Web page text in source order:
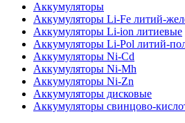
Аккумуляторы
Аккумуляторы Li-Fe литий-
Аккумуляторы Li-ion литиевые
Аккумуляторы Li-Pol литий-
Аккумуляторы Ni-Cd
Аккумуляторы Ni-Mh
Аккумуляторы Ni-Zn
Аккумуляторы дисковые
Аккумуляторы свинцово-